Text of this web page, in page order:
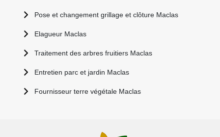
Pose et changement grillage et clôture Maclas
Elagueur Maclas
Traitement des arbres fruitiers Maclas
Entretien parc et jardin Maclas
Fournisseur terre végétale Maclas